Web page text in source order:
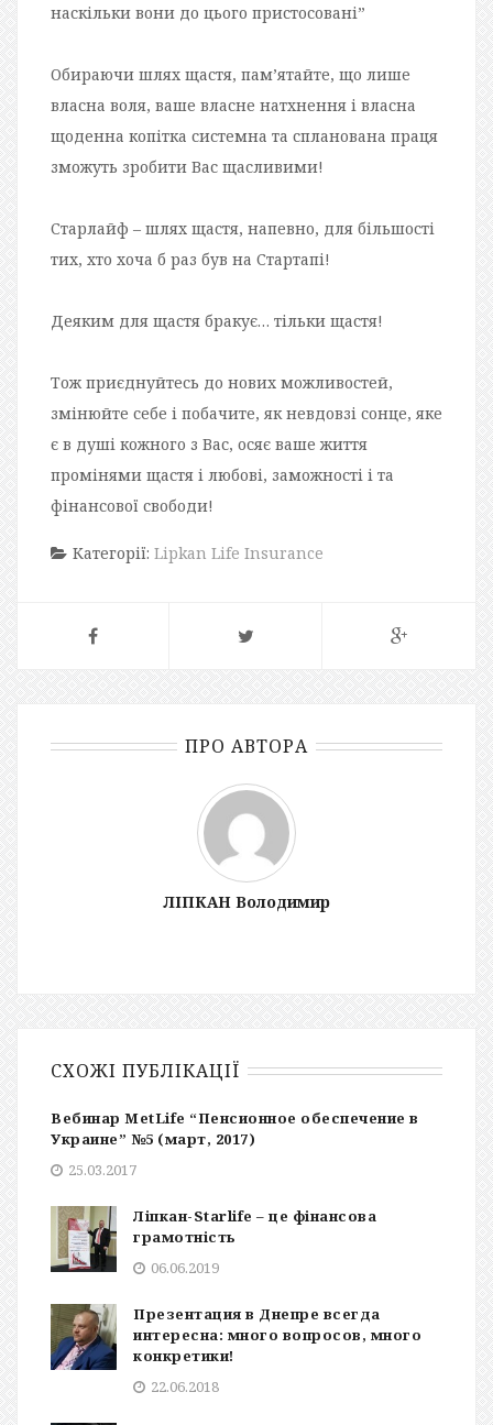
наскільки вони до цього пристосовані”
Обираючи шлях щастя, пам’ятайте, що лише
власна воля, ваше власне натхнення і власна
щоденна копітка системна та спланована праця
зможуть зробити Вас щасливими!
Старлайф – шлях щастя, напевно, для більшості
тих, хто хоча б раз був на Стартапі!
Деяким для щастя бракує… тільки щастя!
Тож приєднуйтесь до нових можливостей,
змінюйте себе і побачите, як невдовзі сонце, яке
є в душі кожного з Вас, осяє ваше життя
промінями щастя і любові, заможності і та
фінансової свободи!
Категорії: Lipkan Life Insurance
ПРО АВТОРА
ЛІПКАН Володимир
СХОЖІ ПУБЛІКАЦІЇ
Вебинар MetLife “Пенсионное обеспечение в
Украине” №5 (март, 2017)
25.03.2017
Ліпкан-Starlife – це фінансова
грамотність
06.06.2019
Презентация в Днепре всегда
интересна: много вопросов, много
конкретики!
22.06.2018